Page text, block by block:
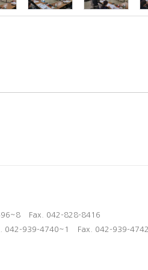
Fax. 042-828-8416
042-939-4740~1
Fax. 042-939-